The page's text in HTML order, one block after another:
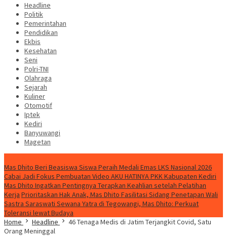
Headline
Politik
Pemerintahan
Pendidikan
Ekbis
Kesehatan
Seni
Polri-TNI
Olahraga
Sejarah
Kuliner
Otomotif
Iptek
Kediri
Banyuwangi
Magetan
Mas Dhito Beri Beasiswa Siswa Peraih Medali Emas LKS Nasional 2026
Cabai Jadi Fokus Pembuatan Video AKU HATINYA PKK Kabupaten Kediri
Mas Dhito Ingatkan Pentingnya Terapkan Keahlian setelah Pelatihan
Kerja Prioritaskan Hak Anak, Mas Dhito Fasilitasi Sidang Penetapan Wali
Sastra Saraswati Sewana Yatra di Tegowangi, Mas Dhito: Perkuat
Toleransi lewat Budaya
Home
Headline
46 Tenaga Medis di Jatim Terjangkit Covid, Satu
Orang Meninggal